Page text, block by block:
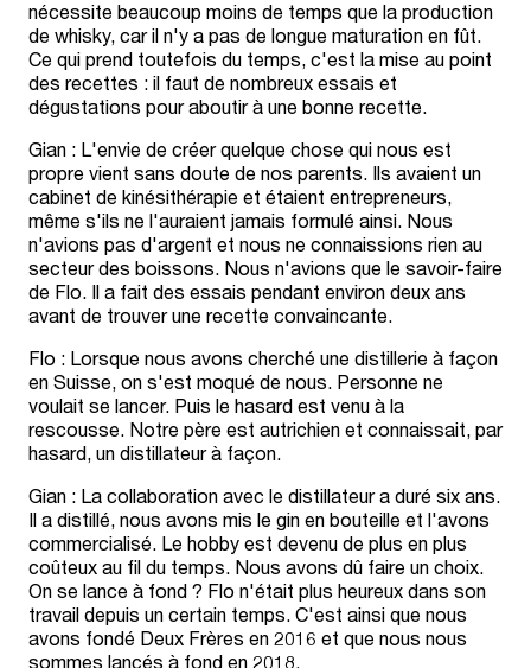
nécessite beaucoup moins de temps que la production
de whisky, car il n'y a pas de longue maturation en fût.
Ce qui prend toutefois du temps, c'est la mise au point
des recettes : il faut de nombreux essais et
dégustations pour aboutir à une bonne recette.
Gian : L'envie de créer quelque chose qui nous est
propre vient sans doute de nos parents. Ils avaient un
cabinet de kinésithérapie et étaient entrepreneurs,
même s'ils ne l'auraient jamais formulé ainsi. Nous
n'avions pas d'argent et nous ne connaissions rien au
secteur des boissons. Nous n'avions que le savoir-faire
de Flo. Il a fait des essais pendant environ deux ans
avant de trouver une recette convaincante.
Flo : Lorsque nous avons cherché une distillerie à façon
en Suisse, on s'est moqué de nous. Personne ne
voulait se lancer. Puis le hasard est venu à la
rescousse. Notre père est autrichien et connaissait, par
hasard, un distillateur à façon.
Gian : La collaboration avec le distillateur a duré six ans.
Il a distillé, nous avons mis le gin en bouteille et l'avons
commercialisé. Le hobby est devenu de plus en plus
coûteux au fil du temps. Nous avons dû faire un choix.
On se lance à fond ? Flo n'était plus heureux dans son
travail depuis un certain temps. C'est ainsi que nous
avons fondé Deux Frères en 2016 et que nous nous
sommes lancés à fond en 2018.